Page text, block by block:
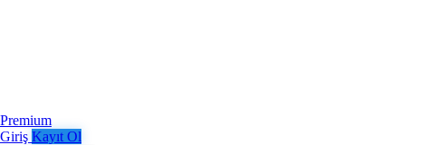
Premium
Giriş Kayıt Ol